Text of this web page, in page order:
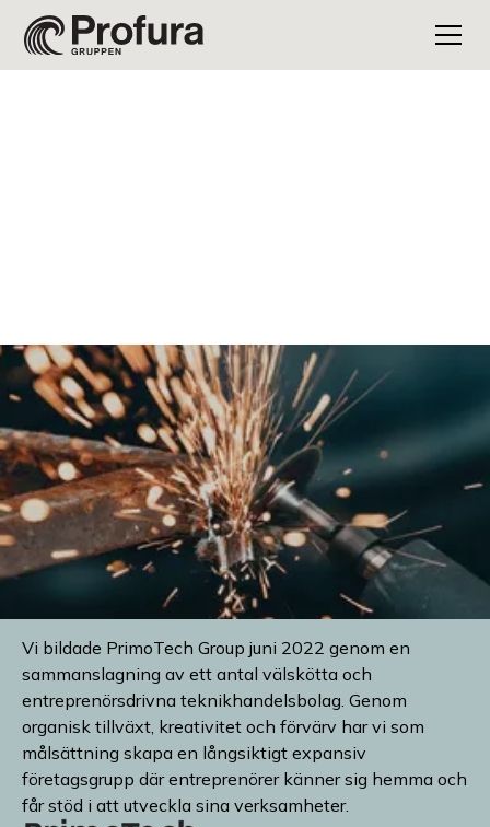
Industri
Investeringsexempel – PrimoTech
En stark företagsgrupp
inom industri och
teknikhandel
Vi bildade PrimoTech Group juni 2022 genom en
sammanslagning av ett antal välskötta och
entreprenörsdrivna teknikhandelsbolag. Genom
organisk tillväxt, kreativitet och förvärv har vi som
målsättning skapa en långsiktigt expansiv
företagsgrupp där entreprenörer känner sig hemma och
får stöd i att utveckla sina verksamheter.